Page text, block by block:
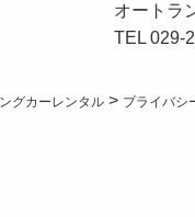
オートラ
TEL 029-
グカーレンタル > プライバシ